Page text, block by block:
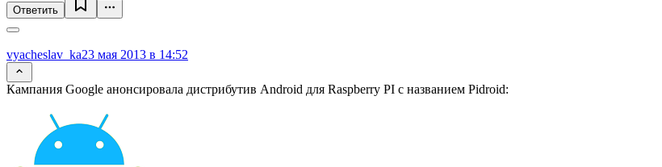
Ответить
vyacheslav_ka23 мая 2013 в 14:52
Кампания Google анонсировала дистрибутив Android для Raspberry PI с названием Pidroid: